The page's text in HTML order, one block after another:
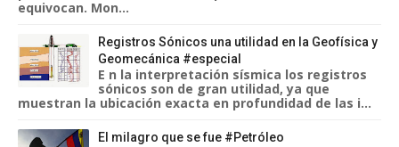
equivocan. Mon...
Registros Sónicos una utilidad en la Geofísica y
Geomecánica #especial
E n la interpretación sísmica los registros
sónicos son de gran utilidad, ya que
muestran la ubicación exacta en profundidad de las i...
El milagro que se fue #Petróleo